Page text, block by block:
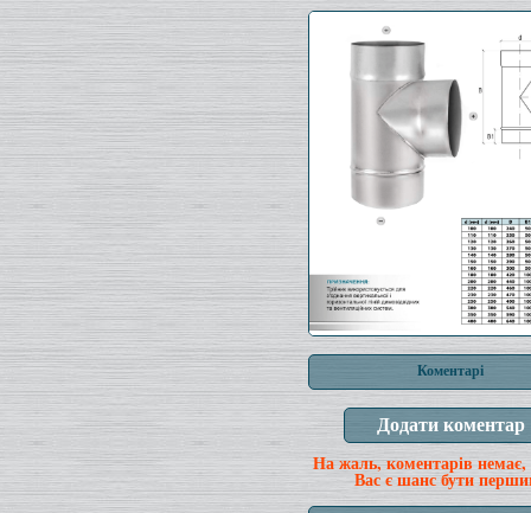
Коментарі
На жаль, коментарів немає,
Вас є шанс бути